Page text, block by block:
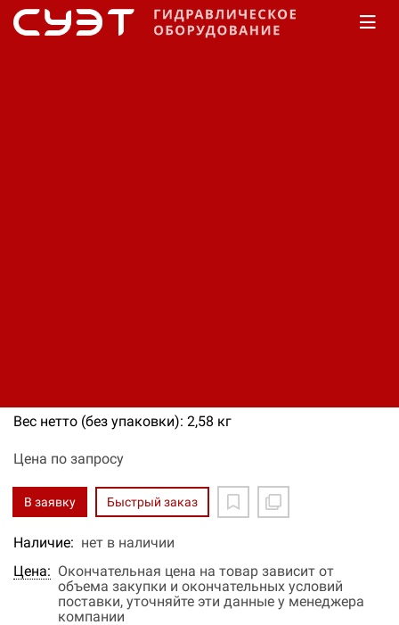
Вес нетто (без упаковки): 2,58 кг
Цена по запросу
В заявку Быстрый заказ
Наличие: нет в наличии
Цена: Окончательная цена на товар зависит от
объема закупки и окончательных условий
поставки, уточняйте эти данные у менеджера
компании